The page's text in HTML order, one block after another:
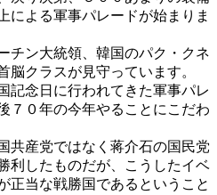
による軍事パレードが始まりま
チン大統領、韓国のパク・クネ
脳クラスが見守っています。
記念日に行われてきた軍事パレ
７０年の今年やることにこだわ
共産党ではなく蒋介石の国民党
利したものだが、こうしたイベ
正当な戦勝国であるということ